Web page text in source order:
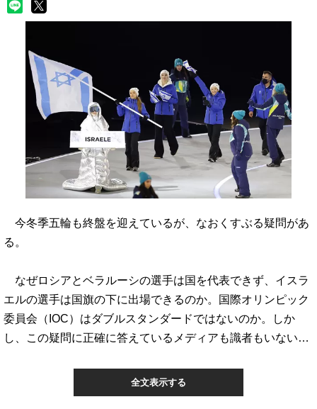
今冬季五輪も終盤を迎えているが、なおくすぶる疑問があ
る。
なぜロシアとベラルーシの選手は国を代表できず、イスラ
エルの選手は国旗の下に出場できるのか。国際オリンピック
委員会（IOC）はダブルスタンダードではないのか。しか
し、この疑問に正確に答えているメディアも識者もいない…
全文表示する